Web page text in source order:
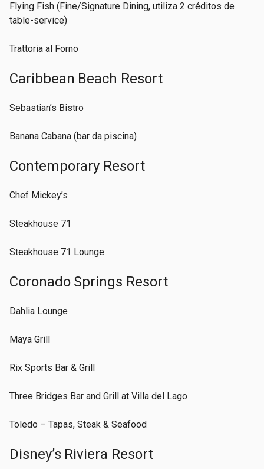
Flying Fish (Fine/Signature Dining, utiliza 2 créditos de
table-service)
Trattoria al Forno
Caribbean Beach Resort
Sebastian’s Bistro
Banana Cabana (bar da piscina)
Contemporary Resort
Chef Mickey’s
Steakhouse 71
Steakhouse 71 Lounge
Coronado Springs Resort
Dahlia Lounge
Maya Grill
Rix Sports Bar & Grill
Three Bridges Bar and Grill at Villa del Lago
Toledo – Tapas, Steak & Seafood
Disney’s Riviera Resort